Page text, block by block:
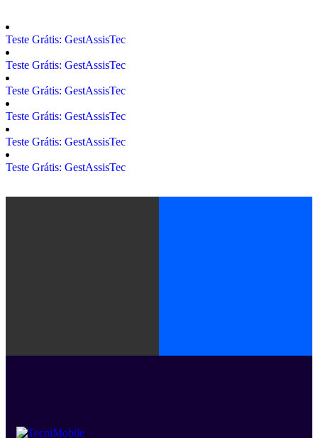
Teste Grátis: GestAssisTec
Teste Grátis: GestAssisTec
Teste Grátis: GestAssisTec
Teste Grátis: GestAssisTec
Teste Grátis: GestAssisTec
Teste Grátis: GestAssisTec